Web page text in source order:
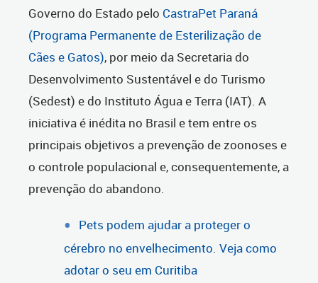
Governo do Estado pelo CastraPet Paraná
(Programa Permanente de Esterilização de
Cães e Gatos), por meio da Secretaria do
Desenvolvimento Sustentável e do Turismo
(Sedest) e do Instituto Água e Terra (IAT). A
iniciativa é inédita no Brasil e tem entre os
principais objetivos a prevenção de zoonoses e
o controle populacional e, consequentemente, a
prevenção do abandono.
Pets podem ajudar a proteger o
cérebro no envelhecimento. Veja como
adotar o seu em Curitiba